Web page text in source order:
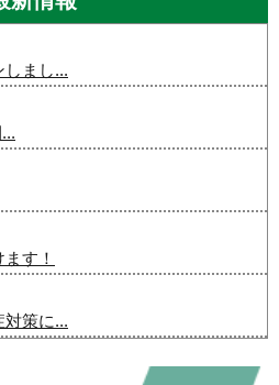
しまし...
す！
対策に...